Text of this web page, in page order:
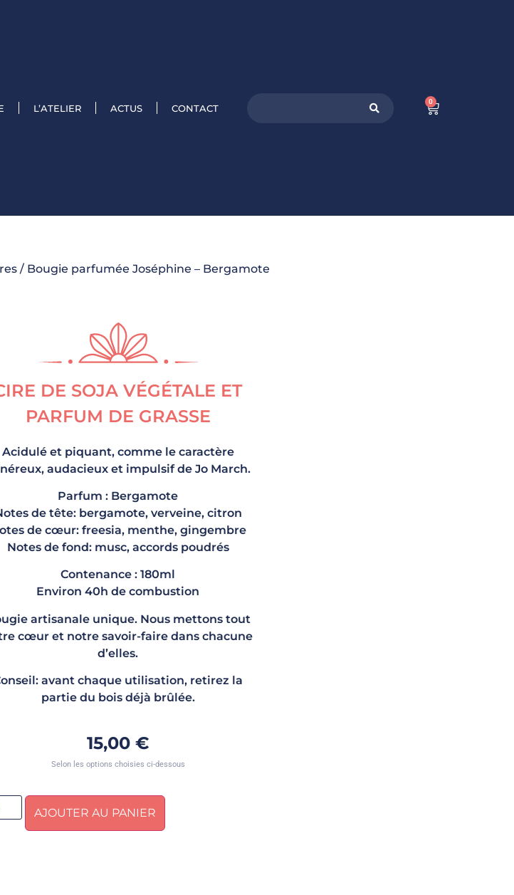
L’ATELIER ACTUS CONTACT
0
/ Bougie parfumée Joséphine – Bergamote
DE SOJA VÉGÉTALE ET
PARFUM DE GRASSE
Acidulé et piquant, comme le caractère
audacieux et impulsif de Jo March.
Parfum : Bergamote
de tête: bergamote, verveine, citron
de cœur: freesia, menthe, gingembre
Notes de fond: musc, accords poudrés
Contenance : 180ml
Environ 40h de combustion
artisanale unique. Nous mettons tout
cœur et notre savoir-faire dans chacune
d’elles.
avant chaque utilisation, retirez la
partie du bois déjà brûlée.
15,00 €
Selon les options choisies ci-dessous
AJOUTER AU PANIER